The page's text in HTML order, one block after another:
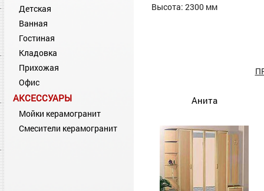
Детская
Ванная
Гостиная
Кладовка
Прихожая
Офис
АКСЕССУАРЫ
Мойки керамогранит
Смесители керамогранит
Высота: 2300 мм
Анита